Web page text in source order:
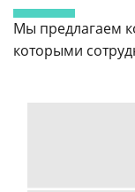
Мы предлагаем
которыми